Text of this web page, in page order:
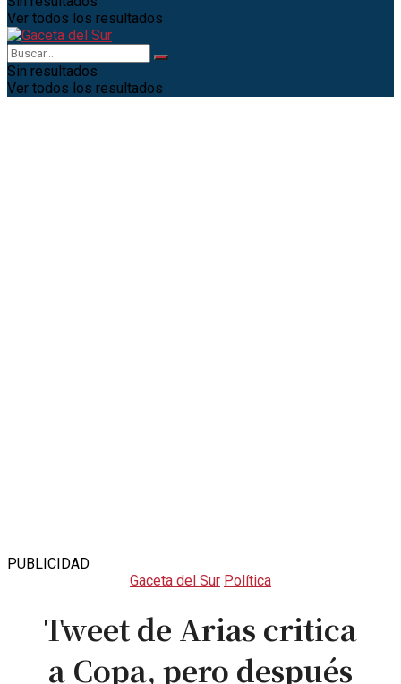
Ver todos los resultados
Sin resultados
Ver todos los resultados
PUBLICIDAD
Gaceta del Sur Política
Tweet de Arias critica
a Copa, pero después